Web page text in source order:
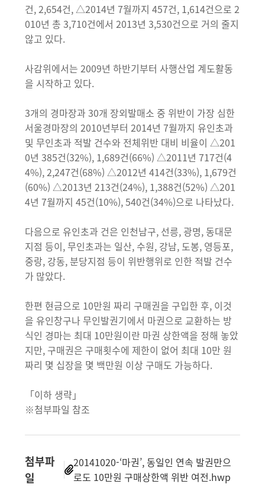
건, 2,654건, △2014년 7월까지 457건, 1,614건으로 2
010년 총 3,710건에서 2013년 3,530건으로 거의 줄지
않고 있다.
사감위에서는 2009년 하반기부터 사행산업 계도활동
을 시작하고 있다.
3개의 경마장과 30개 장외발매소 중 위반이 가장 심한
서울경마장의 2010년부터 2014년 7월까지 유인초과
및 무인초과 적발 건수와 전체위반 대비 비율이 △201
0년 385건(32%), 1,689건(66%) △2011년 717건(4
4%), 2,247건(68%) △2012년 414건(33%), 1,679건
(60%) △2013년 213건(24%), 1,388건(52%) △201
4년 7월까지 45건(10%), 540건(34%)으로 나타났다.
다음으로 유인초과 건은 인천남구, 선릉, 광명, 동대문
지점 등이, 무인초과는 일산, 수원, 강남, 도봉, 영등포,
중랑, 강동, 분당지점 등이 위반행위로 인한 적발 건수
가 많았다.
한편 현금으로 10만원 짜리 구매권을 구입한 후, 이것
을 유인창구나 무인발권기에서 마권으로 교환하는 방
식인 경마는 최대 10만원이란 마권 상한액을 정해 놓았
지만, 구매권은 구매횟수에 제한이 없어 최대 10만 원
짜리 몇 십장을 몇 백만원 이상 구매도 가능하다.
「이하 생략」
※첨부파일 참조
첨부파
일
20141020-‘마권’, 동일인 연속 발권만으
로도 10만원 구매상한액 위반 여전.hwp